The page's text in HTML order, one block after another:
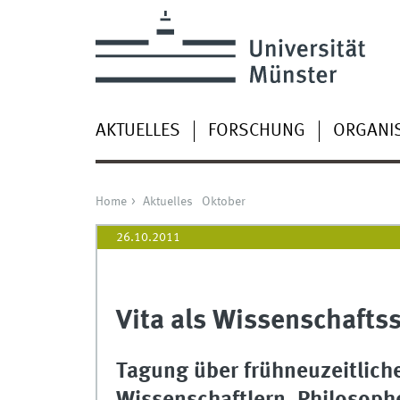
AKTUELLES FORSCHUNG
Home Aktuelles Oktober
26.10.2011
Vita als
Tagung über